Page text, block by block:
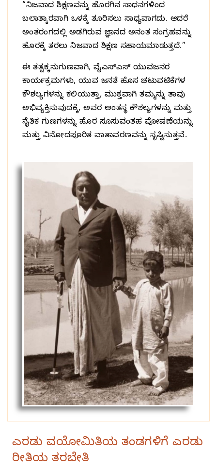
“ನಿಜವಾದ ಶಿಕ್ಷಣವನ್ನು ಹೊರಗಿನ ಸಾಧನಗಳಿಂದ
ಬಲಾತ್ಕಾರವಾಗಿ ಒಳಕ್ಕೆ ತೂರಿಸಲು ಸಾಧ್ಯವಾಗದು. ಆದರೆ
ಅಂತರಂಗದಲ್ಲಿ ಅಡಗಿರುವ ಜ್ಞಾನದ ಅನಂತ ಸಂಗ್ರಹವನ್ನು
ಹೊರಕ್ಕೆ ತರಲು ನಿಜವಾದ ಶಿಕ್ಷಣ ಸಹಾಯಮಾಡುತ್ತದೆ.”
ಈ ತತ್ವಕ್ಕನುಗುಣವಾಗಿ, ವೈಎಸ್‌ಎಸ್‌ ಯುವಜನರ
ಕಾರ್ಯಕ್ರಮಗಳು, ಯುವ ಜನತೆ ಹೊಸ ಚಟುವಟಿಕೆಗಳ
ಕೌಶಲ್ಯಗಳನ್ನು ಕಲಿಯುತ್ತಾ, ಮುಕ್ತವಾಗಿ ತಮ್ಮನ್ನು ತಾವು
ಅಭಿವ್ಯಕ್ತಿಸುವುದಕ್ಕೆ, ಅವರ ಅಂತಸ್ಥ ಕೌಶಲ್ಯಗಳನ್ನು ಮತ್ತು
ನೈತಿಕ ಗುಣಗಳನ್ನು ಹೊರ ಸೂಸುವಂತಹ ಪೋಷಣೆಯನ್ನು
ಮತ್ತು ವಿನೋದಪೂರಿತ ವಾತಾವರಣವನ್ನು ಸೃಷ್ಟಿಸುತ್ತವೆ.
ಎರಡು ವಯೋಮಿತಿಯ ತಂಡಗಳಿಗೆ ಎರಡು
ರೀತಿಯ ತರಬೇತಿ